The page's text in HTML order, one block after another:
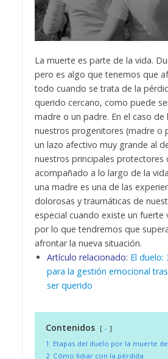
La muerte es parte de la vida.
pero es algo que tenemos que
todo cuando se trata de la
querido cercano, como puede
madre o un padre. En el caso de
nuestros progenitores (madre o
un lazo afectivo muy grande al
nuestros principales protectores
acompañado a lo largo de la
una madre es una de las
dolorosas y traumáticas de
especial cuando existe un fuerte
por lo que tendremos que
afrontar la nueva situación.
Artículo relacionado: El duelo:
para la gestión emocional
ser querido
Contenidos
-
1 Etapas del duelo por la muerte
2 Cómo lidiar con la pérdida